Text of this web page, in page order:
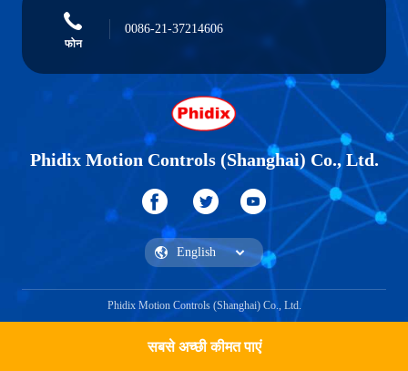
सबसे अच्छी कीमत पाएं
फोन
0086-21-37214606
Phidix Motion Controls (Shanghai) Co., Ltd.
Phidix Motion Controls (Shanghai) Co., Ltd.
एक उद्धरण प्राप्त करें